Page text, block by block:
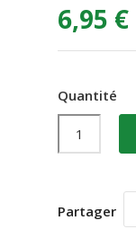
6,95 €
Quantité
Partager